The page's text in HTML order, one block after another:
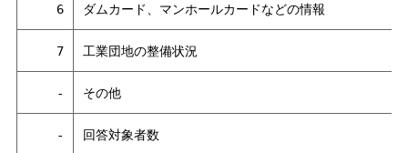
6 ダムカード、マンホールカードなどの情報
7 工業団地の整備状況
- その他
- 回答対象者数